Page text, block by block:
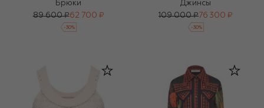
Брюки
89 600 ₽62 700 ₽
-30%
Джинсы
109 000 ₽76 300 ₽
-30%